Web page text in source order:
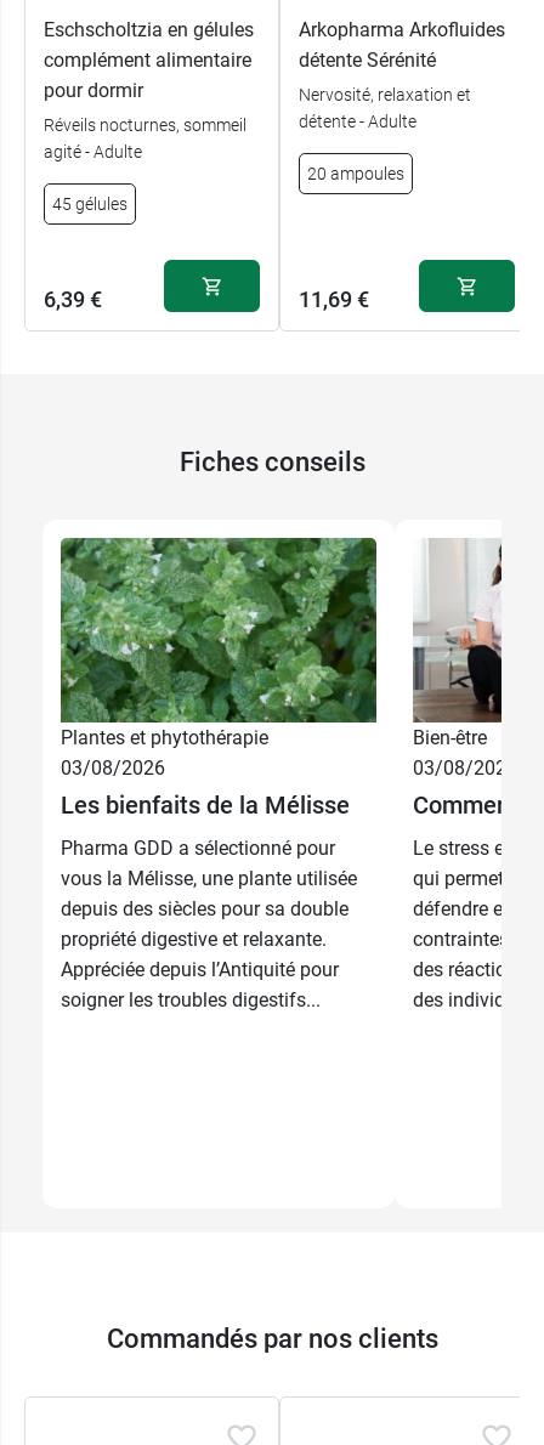
Eschscholtzia en gélules
complément alimentaire
pour dormir
Réveils nocturnes, sommeil
agité - Adulte
45 gélules
6,39 €
Arkopharma Arkofluides
détente Sérénité
Nervosité, relaxation et
détente - Adulte
20 ampoules
11,69 €
Fiches conseils
Plantes et phytothérapie
03/08/2026
Les bienfaits de la Mélisse
Pharma GDD a sélectionné pour
vous la Mélisse, une plante utilisée
depuis des siècles pour sa double
propriété digestive et relaxante.
Appréciée depuis l’Antiquité pour
soigner les troubles digestifs...
Bien-être
03/08/2026
Comment
Le stress est
qui permet à
défendre et de
contraintes
des réactions
des individus
Commandés par nos clients